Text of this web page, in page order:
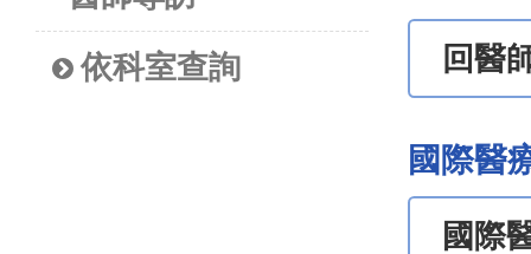
依科室查詢 回醫
國際醫
國際